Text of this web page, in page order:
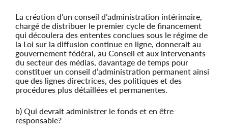
La création d’un conseil d’administration intérimaire,
chargé de distribuer le premier cycle de financement
qui découlera des ententes conclues sous le régime de
la Loi sur la diffusion continue en ligne, donnerait au
gouvernement fédéral, au Conseil et aux intervenants
du secteur des médias, davantage de temps pour
constituer un conseil d’administration permanent ainsi
que des lignes directrices, des politiques et des
procédures plus détaillées et permanentes.
b) Qui devrait administrer le fonds et en être
responsable?